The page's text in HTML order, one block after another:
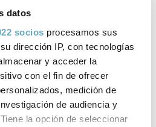
datos
socios procesamos sus
dirección IP, con tecnologías
y acceder la
con el fin de ofrecer
medición de
de audiencia y
la opción de seleccionar
- El Español
Royo
Editorial